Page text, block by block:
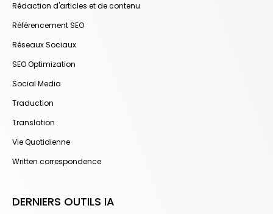
Rédaction d'articles et de contenu
Référencement SEO
Réseaux Sociaux
SEO Optimization
Social Media
Traduction
Translation
Vie Quotidienne
Written correspondence
DERNIERS OUTILS IA